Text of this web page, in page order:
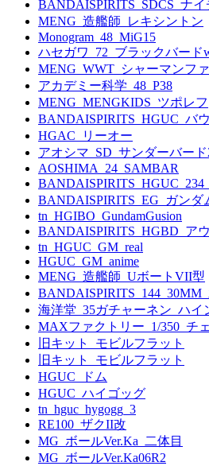
BANDAISPIRITS_SDCS_ナ
MENG_造艦師_レキシントン
Monogram_48_MiG15
ハセガワ_72_ブラックバード
MENG_WWT_シャーマンフ
アカデミー科学_48_P38
MENG_MENGKIDS_ツポレフ
BANDAISPIRITS_HGUC_バ
HGAC_リーオー
アオシマ_SD_サンダーバー
AOSHIMA_24_SAMBAR
BANDAISPIRITS_EG_ガンダ
tn_HGIBO_GundamGusion
BANDAISPIRITS_HGBD_ア
tn_HGUC_GM_real
HGUC_GM_anime
MENG_造艦師_UボートVII型
海洋堂_35ガチャーネン_ハイ
MAXファクトリー_1/350_チ
旧キット_モビルフラット
旧キット_モビルフラット
HGUC_ドム
HGUC_ハイゴッグ
tn_hguc_hygogg_3
RE100_ザクII改
MG_ボールVer.Ka_二体目
MG_ボールVer.Ka06R2